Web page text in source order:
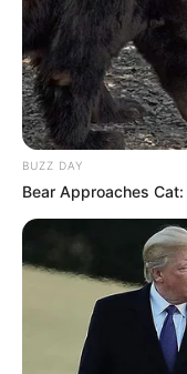
Azərbaycanda
müalicəsi
Açıqlama
62
BUZZ DAY
Bear Approaches